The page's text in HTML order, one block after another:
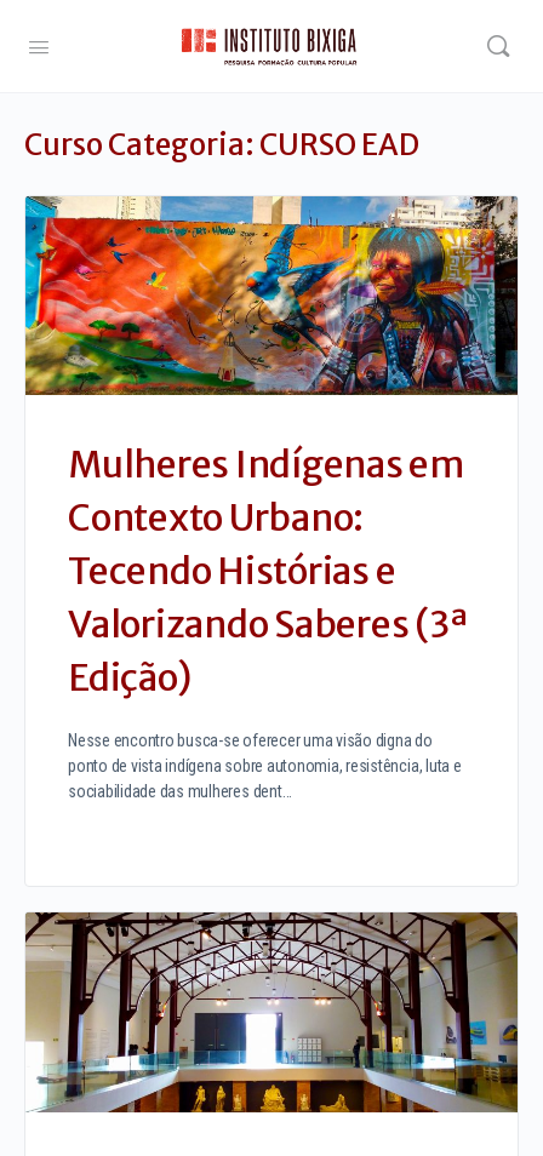
Curso Categoria: CURSO EAD
Mulheres Indígenas em
Contexto Urbano:
Tecendo Histórias e
Valorizando Saberes (3ª
Edição)
Nesse encontro busca-se oferecer uma visão digna do
ponto de vista indígena sobre autonomia, resistência, luta e
sociabilidade das mulheres dent…